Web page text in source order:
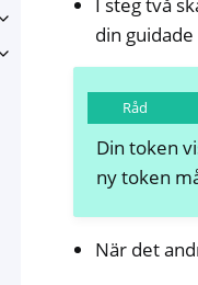
Toggle navigation of
Toggle navigation of
din
Råd
Din token
ny token
När det